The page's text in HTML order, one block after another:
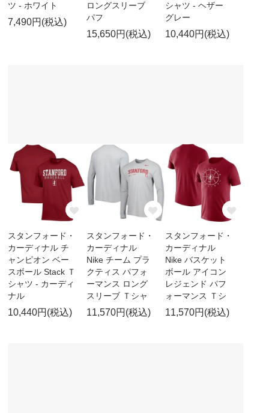
ツ - ホワイト
7,490円(税込)
ロングスリーブ
パフ
15,650円(税込)
シャツ - ヘザー
グレー
10,440円(税込)
スタンフォード・
カーディナル チ
ャンピオン ベー
スボール Stack Ｔ
シャツ - カーディ
ナル
10,440円(税込)
スタンフォード・
カーディナル
Nike チーム プラ
クティス パフォ
ーマンス ロング
スリーブ Ｔシャ
11,570円(税込)
スタンフォード・
カーディナル
Nike バスケット
ボール アイコン
レジェンド パフ
ォーマンス Ｔシ
11,570円(税込)